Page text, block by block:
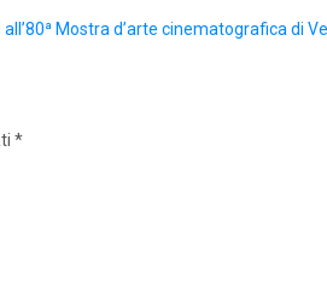
all’80ª Mostra d’arte cinematografica di
*